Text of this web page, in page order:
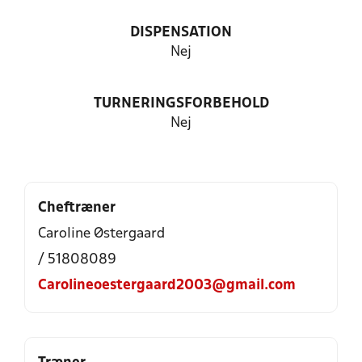
DISPENSATION
Nej
TURNERINGSFORBEHOLD
Nej
Cheftræner
Caroline Østergaard
/ 51808089
Carolineoestergaard2003@gmail.com